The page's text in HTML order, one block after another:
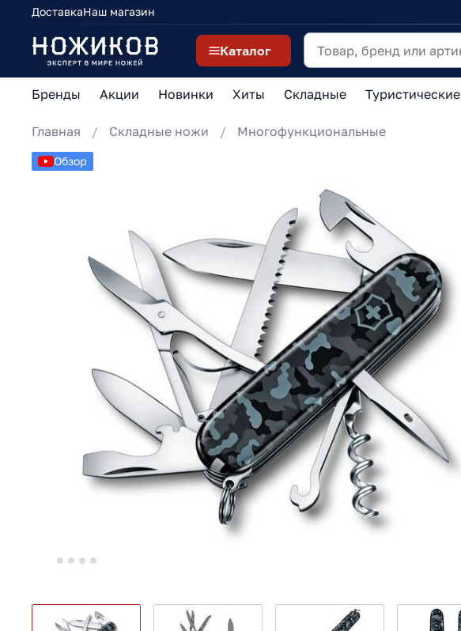
ДоставкаНаш магазин
Каталог
Бренды Акции Новинки Хиты Складные Туристические
Главная Складные ножи Многофункциональные
Обзор